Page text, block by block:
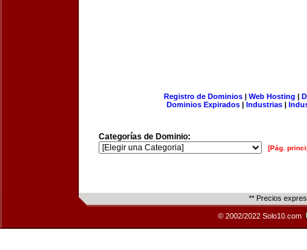
Registro de Dominios| Web Hosting |
Dominios Expirados | Industrias |
Categorías de Dominio:
[Pág.
** Precios
© 2002/2022 Solo10.com